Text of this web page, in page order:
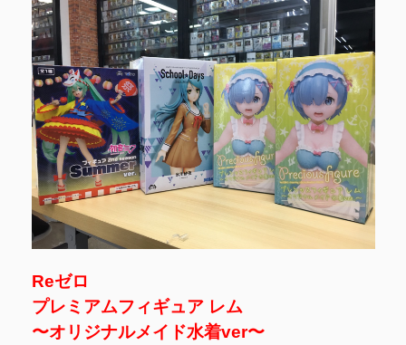
Reゼロ
プレミアムフィギュア レム
〜オリジナルメイド水着ver〜